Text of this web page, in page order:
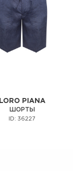
LORO PIANA
ШОРТЫ
ID: 36227